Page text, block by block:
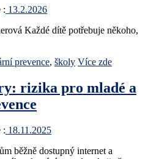
: 13.2.2026
Každé dítě potřebuje někoho,
prevence, školy Více zde
rizika pro mladé a
: 18.11.2025
běžně dostupný internet a